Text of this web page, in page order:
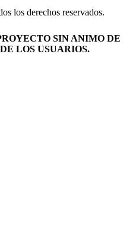
los derechos reservados.
SIN ANIMO
LOS USUARIOS.